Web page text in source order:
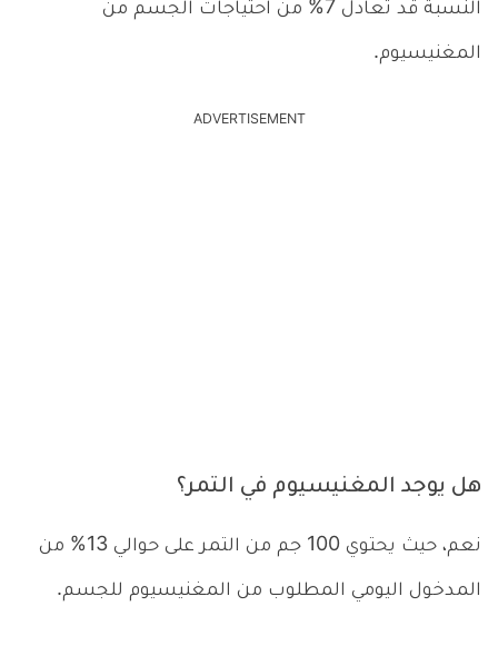
النسبة قد تعادل 7% من احتياجات الجسم من
المغنيسيوم.
ADVERTISEMENT
هل يوجد المغنيسيوم في التمر؟
نعم، حيث يحتوي 100 جم من التمر على حوالي 13% من
المدخول اليومي المطلوب من المغنيسيوم للجسم.